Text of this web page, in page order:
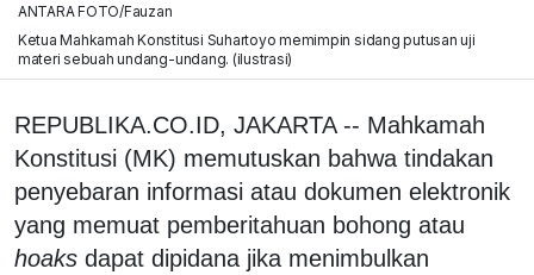
ANTARA FOTO/Fauzan
Ketua Mahkamah Konstitusi Suhartoyo memimpin sidang putusan uji
materi sebuah undang-undang. (ilustrasi)
REPUBLIKA.CO.ID, JAKARTA -- Mahkamah
Konstitusi (MK) memutuskan bahwa tindakan
penyebaran informasi atau dokumen elektronik
yang memuat pemberitahuan bohong atau
hoaks dapat dipidana jika menimbulkan